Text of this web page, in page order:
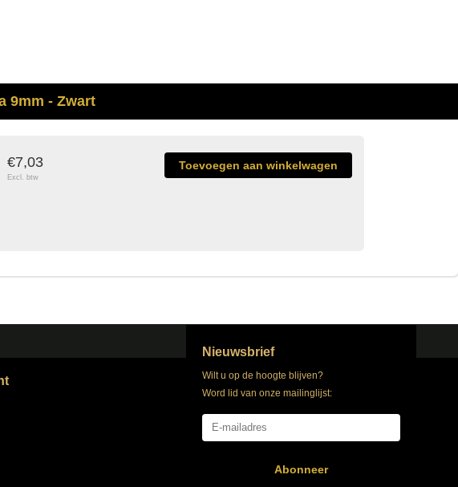
9mm - Zwart
€7,03
Excl. btw
Nieuwsbrief
Wilt u op de hoogte blijven?
Word lid van onze mailinglijst:
Abonneer